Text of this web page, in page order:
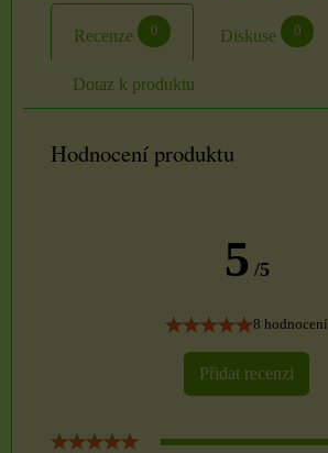
Recenze 0 Diskuse 0
Dotaz k produktu
Hodnocení produktu
5 /5
8 hodnocení
Přidat recenzi